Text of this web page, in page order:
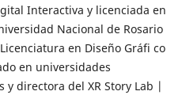
Interactiva y licenciada en
Nacional de Rosario
en Diseño Gráfi co
en universidades
directora del XR Story Lab |